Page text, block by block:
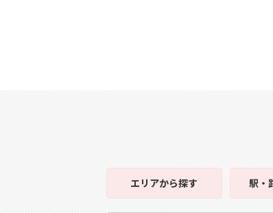
エリアから探す 駅・